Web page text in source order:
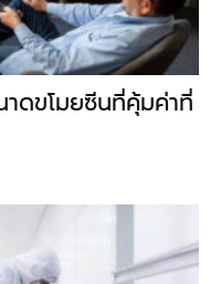
ดขโมยซีนที่คุ้มค่าที่